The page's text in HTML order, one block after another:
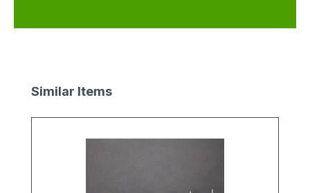
Produktgalerie überspringen
Similar Items